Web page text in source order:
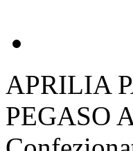
APRILIA
PEGASO